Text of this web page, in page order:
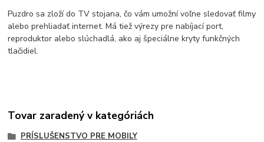
Puzdro sa zloží do TV stojana, čo vám umožní voľne sledovať filmy
alebo prehliadať internet. Má tiež výrezy pre nabíjací port,
reproduktor alebo slúchadlá, ako aj špeciálne kryty funkčných
tlačidiel.
Tovar zaradený v kategóriách
PRÍSLUŠENSTVO PRE MOBILY